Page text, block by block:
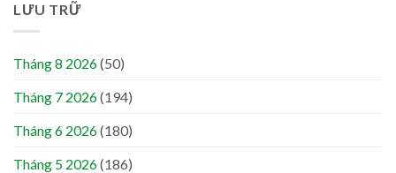
LƯU TRỮ
Tháng 8 2026(50)
Tháng 7 2026(194)
Tháng 6 2026(180)
Tháng 5 2026(186)